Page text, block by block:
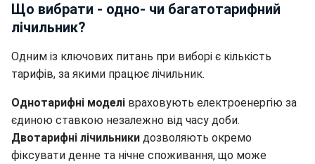
Що вибрати - одно- чи багатотарифний
лічильник?
Одним із ключових питань при виборі є кількість
тарифів, за якими працює лічильник.
Однотарифні моделі враховують електроенергію за
єдиною ставкою незалежно від часу доби.
Двотарифні лічильники дозволяють окремо
фіксувати денне та нічне споживання, що може